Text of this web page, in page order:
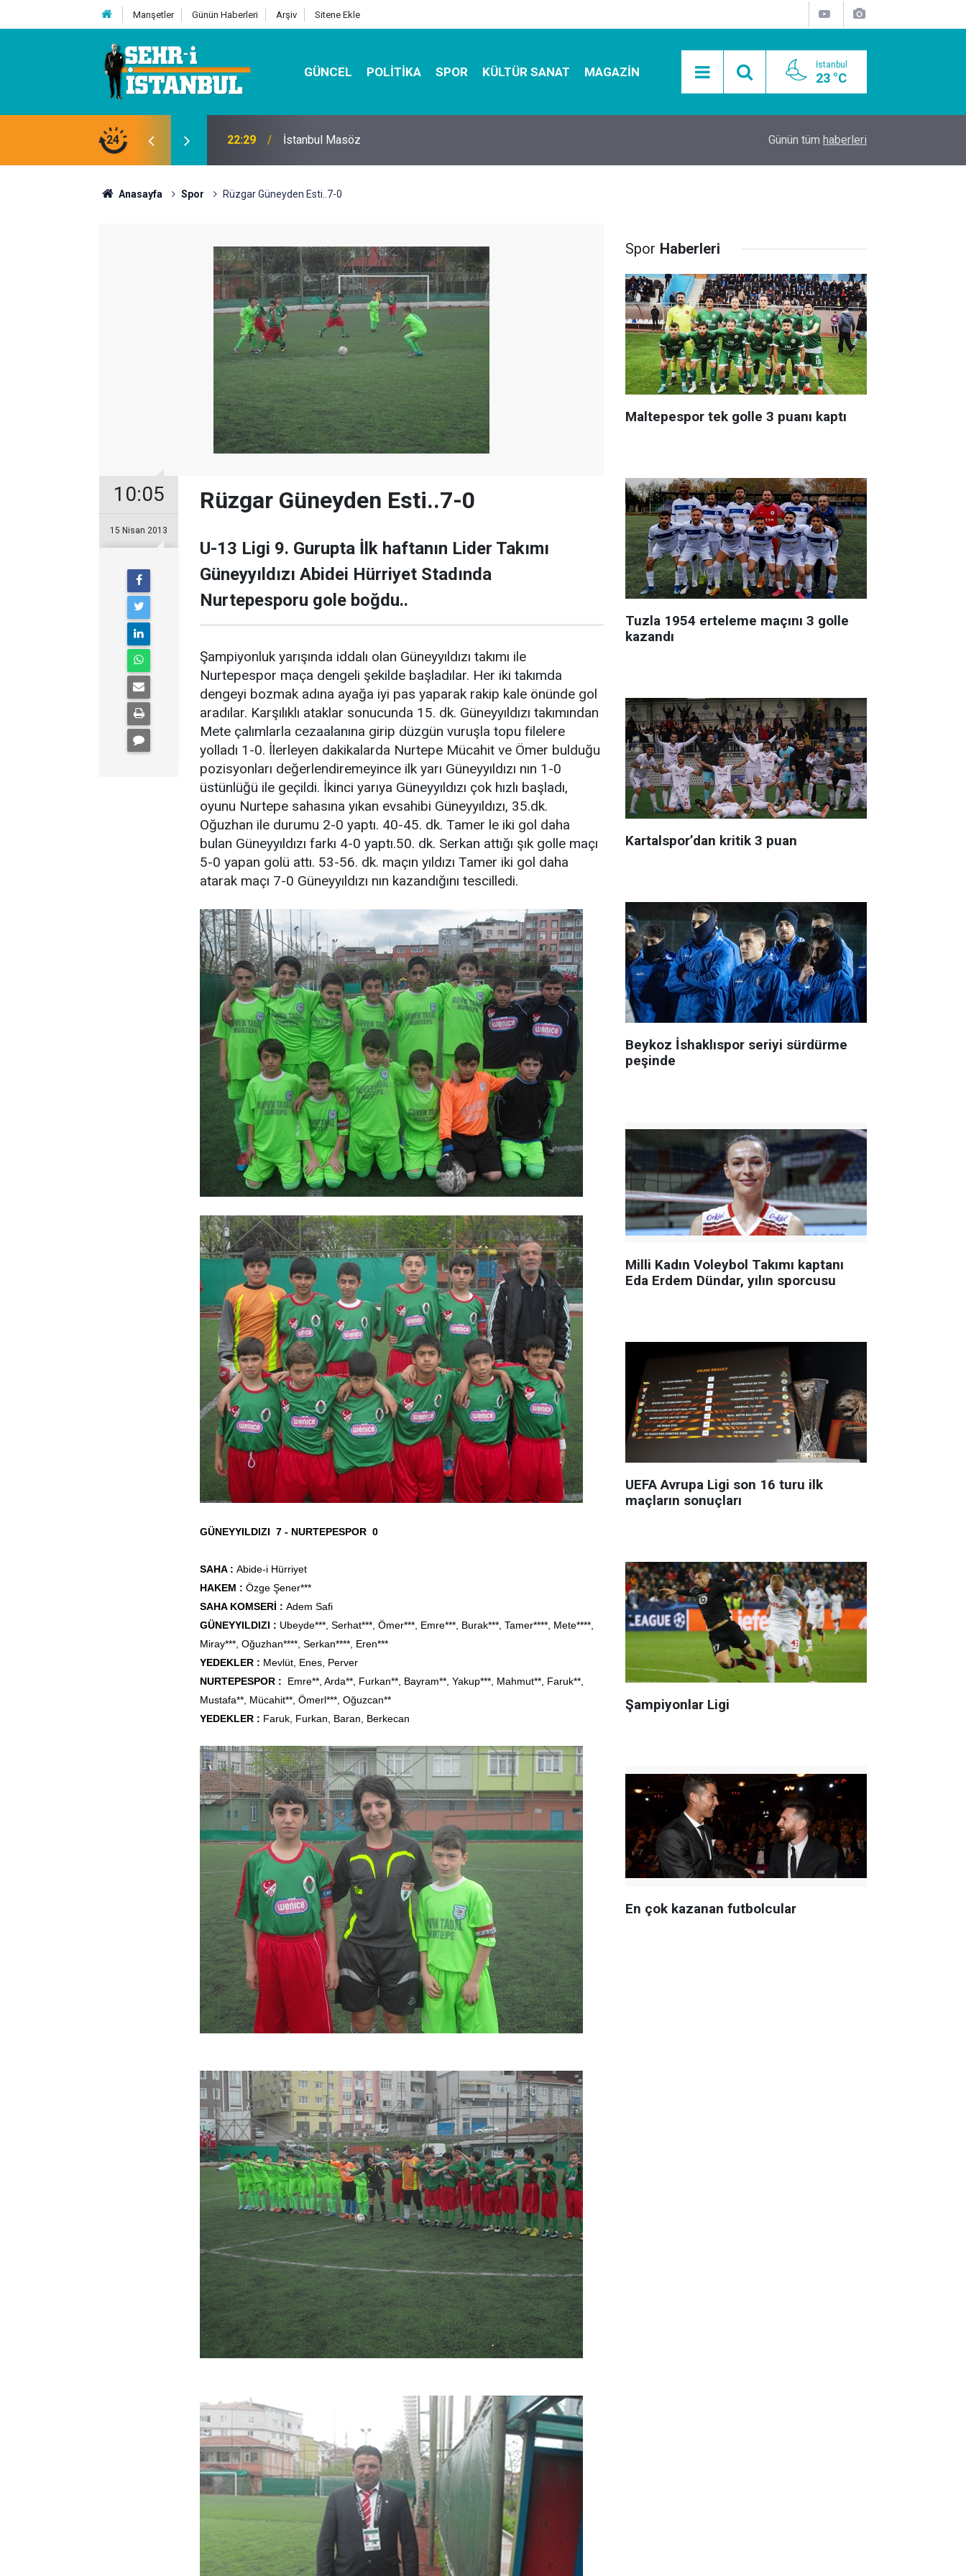
Manşetler Günün Haberleri Arşiv Sitene Ekle
GÜNCEL POLITIKA SPOR KÜLTÜR SANAT MAGAZIN İstanbul
23 °C
24 07:32 Kutu Sihirbazı ile Estetik, Dayanıklı ve Çevre Dostu Ambalaj Mobil Araçlarla Hayır Lokması Dağıtımının
Günün tüm haberleri
Anasayfa Spor Rüzgar Güneyden Esti..7-0
10:05
15 Nisan 2013
Rüzgar Güneyden Esti..7-0
U-13 Ligi 9. Gurupta İlk haftanın Lider Takımı
Güneyyıldızı Abidei Hürriyet Stadında
Nurtepesporu gole boğdu..
Şampiyonluk yarışında iddalı olan Güneyyıldızı takımı ile
Nurtepespor maça dengeli şekilde başladılar. Her iki takımda
dengeyi bozmak adına ayağa iyi pas yaparak rakip kale önünde gol
aradılar. Karşılıklı ataklar sonucunda 15. dk. Güneyyıldızı takımından
Mete çalımlarla cezaalanına girip düzgün vuruşla topu filelere
yolladı 1-0. İlerleyen dakikalarda Nurtepe Mücahit ve Ömer bulduğu
pozisyonları değerlendiremeyince ilk yarı Güneyyıldızı nın 1-0
üstünlüğü ile geçildi. İkinci yarıya Güneyyıldızı çok hızlı başladı,
oyunu Nurtepe sahasına yıkan evsahibi Güneyyıldızı, 35.dk.
Oğuzhan ile durumu 2-0 yaptı. 40-45. dk. Tamer le iki gol daha
bulan Güneyyıldızı farkı 4-0 yaptı.50. dk. Serkan attığı şık golle maçı
5-0 yapan golü attı. 53-56. dk. maçın yıldızı Tamer iki gol daha
atarak maçı 7-0 Güneyyıldızı nın kazandığını tescilledi.
GÜNEYYILDIZI 7 - NURTEPESPOR 0
SAHA : Abide-i Hürriyet
HAKEM : Özge Şener***
SAHA KOMSERİ : Adem Safi
GÜNEYYILDIZI : Ubeyde***, Serhat***, Ömer***, Emre***, Burak***, Tamer****, Mete****,
Miray***, Oğuzhan****, Serkan****, Eren***
YEDEKLER : Mevlüt, Enes, Perver
NURTEPESPOR :
Emre**, Arda**, Furkan**, Bayram**, Yakup***, Mahmut**, Faruk**,
Mustafa**, Mücahit**, Ömerl***, Oğuzcan**
YEDEKLER : Faruk, Furkan, Baran, Berkecan
Spor Haberleri
Maltepespor tek golle 3 puanı kaptı
Tuzla 1954 erteleme maçını 3 golle
kazandı
Kartalspor’dan kritik 3 puan
Beykoz İshaklıspor seriyi sürdürme
peşinde
Milli Kadın Voleybol Takımı kaptanı
Eda Erdem Dündar, yılın sporcusu
UEFA Avrupa Ligi son 16 turu ilk
maçların sonuçları
Şampiyonlar Ligi
En çok kazanan futbolcular